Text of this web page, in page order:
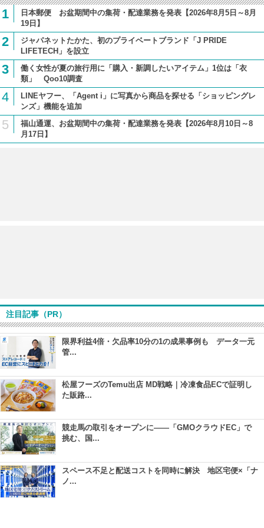
1
日本郵便 お盆期間中の集荷・配達業務を発表【2026年8月5日～8月
19日】
2
ジャパネットたかた、初のプライベートブランド「J PRIDE
LIFETECH」を設立
3
働く女性が夏の旅行用に「購入・新調したいアイテム」1位は「衣
類」 Qoo10調査
4
LINEヤフー、「Agent i」に写真から商品を探せる「ショッピングレ
ンズ」機能を追加
5
福山通運、お盆期間中の集荷・配達業務を発表【2026年8月10日～8
月17日】
注目記事（PR）
限界利益4倍・欠品率10分の1の成果事例も データ一元
管...
松屋フーズのTemu出店 MD戦略｜冷凍食品ECで証明し
た販路...
競走馬の取引をオープンに――「GMOクラウドEC」で
挑む、国...
スペース不足と配送コストを同時に解決 地区宅便×「ナ
ノ...